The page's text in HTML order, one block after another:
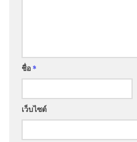
ชื่อ*
เว็บไซต์